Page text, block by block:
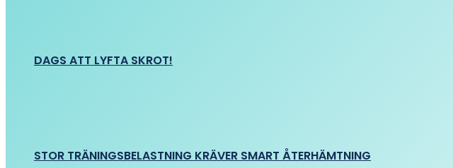
DAGS ATT LYFTA SKROT!
STOR TRÄNINGSBELASTNING KRÄVER SMART ÅTERHÄMTNING